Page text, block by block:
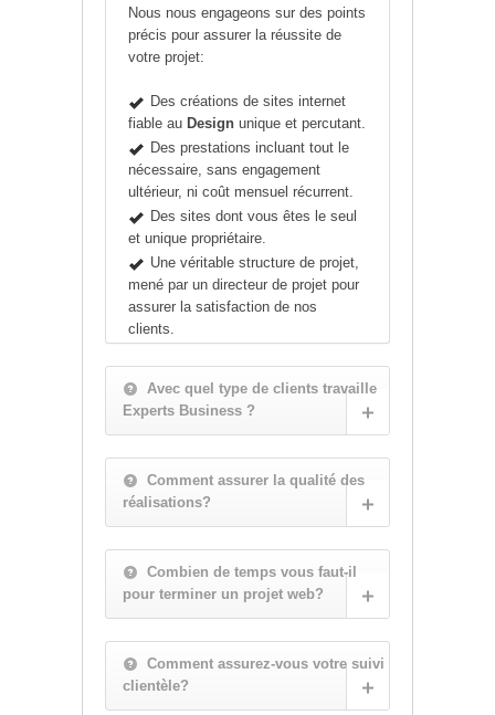
Nous nous engageons sur des points
précis pour assurer la réussite de
votre projet:
Des créations de sites internet
fiable au Design unique et percutant.
Des prestations incluant tout le
nécessaire, sans engagement
ultérieur, ni coût mensuel récurrent.
Des sites dont vous êtes le seul
et unique propriétaire.
Une véritable structure de projet,
mené par un directeur de projet pour
assurer la satisfaction de nos
clients.
Avec quel type de clients travaille
Experts Business ?
Comment assurer la qualité des
réalisations?
Combien de temps vous faut-il
pour terminer un projet web?
Comment assurez-vous votre suivi
clientèle?